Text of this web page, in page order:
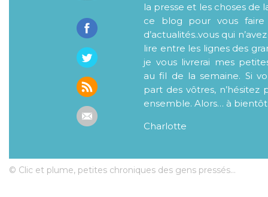
la presse et les choses de
ce blog pour vous faire
d’actualités..vous qui
lire entre les lignes des
je vous livrerai mes
au fil de la semaine. Si
part des vôtres, n’hésitez
ensemble. Alors… à bientôt
Charlotte
© Clic et plume, petites chroniques des gens pressés...